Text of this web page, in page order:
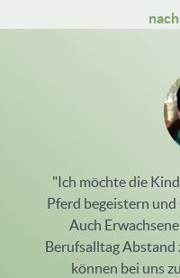
"Ich möchte die
Pferd begeistern und
Auch
Berufsalltag Abstand
können bei uns